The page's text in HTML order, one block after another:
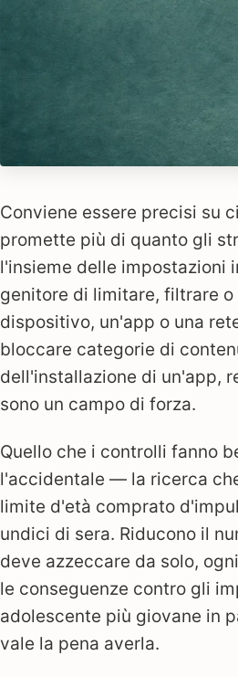
Conviene essere precisi su
promette più di quanto gli
l'insieme delle impostazioni
genitore di limitare, filtrare
dispositivo, un'app o una
bloccare categorie di
dell'installazione di un'app,
sono un campo di forza.
Quello che i controlli fanno
l'accidentale — la ricerca
limite d'età comprato
undici di sera. Riducono il
deve azzeccare da solo,
le conseguenze contro gli
adolescente più giovane in
vale la pena averla.